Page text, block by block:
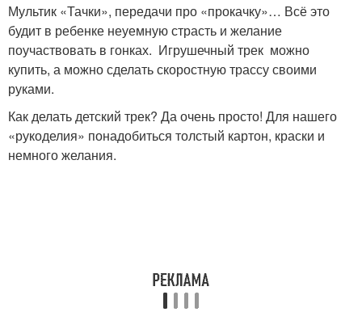
Мультик «Тачки», передачи про «прокачку»… Всё это
будит в ребенке неуемную страсть и желание
поучаствовать в гонках. Игрушечный трек можно
купить, а можно сделать скоростную трассу своими
руками.
Как делать детский трек? Да очень просто! Для нашего
«рукоделия» понадобиться толстый картон, краски и
немного желания.